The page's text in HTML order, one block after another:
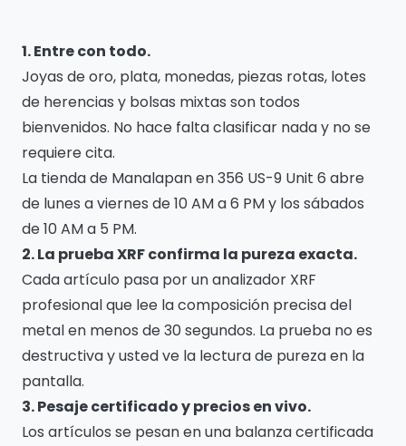
1. Entre con todo.
Joyas de oro, plata, monedas, piezas rotas, lotes
de herencias y bolsas mixtas son todos
bienvenidos. No hace falta clasificar nada y no se
requiere cita.
La tienda de Manalapan en 356 US-9 Unit 6 abre
de lunes a viernes de 10 AM a 6 PM y los sábados
de 10 AM a 5 PM.
2. La prueba XRF confirma la pureza exacta.
Cada artículo pasa por un analizador XRF
profesional que lee la composición precisa del
metal en menos de 30 segundos. La prueba no es
destructiva y usted ve la lectura de pureza en la
pantalla.
3. Pesaje certificado y precios en vivo.
Los artículos se pesan en una balanza certificada